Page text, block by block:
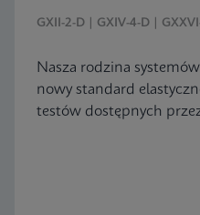
GXII-2-D | GXIV-4-D |
Nasza rodzina
nowy standard
testów dostępnych